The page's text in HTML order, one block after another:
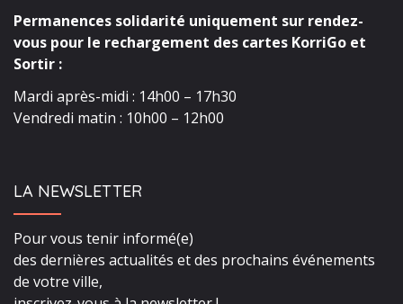
Permanences solidarité uniquement sur rendez-
vous pour le rechargement des cartes KorriGo et
Sortir :
Mardi après-midi : 14h00 – 17h30
Vendredi matin : 10h00 – 12h00
LA NEWSLETTER
Pour vous tenir informé(e)
des dernières actualités et des prochains événements
de votre ville,